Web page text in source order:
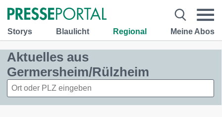
Storys Blaulicht Regional Meine Abos
Aktuelles aus
Germersheim/Rülzheim